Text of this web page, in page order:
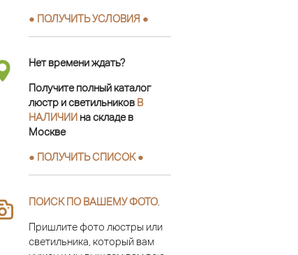
● ПОЛУЧИТЬ УСЛОВИЯ ●
Нет времени ждать?
Получите полный каталог
люстр и светильников В
НАЛИЧИИ на складе в
Москве
● ПОЛУЧИТЬ СПИСОК ●
ПОИСК ПО ВАШЕМУ ФОТО
Пришлите фото люстры или
светильника, который вам